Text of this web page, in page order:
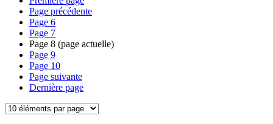
Page précédente
Page 6
Page 7
Page 8 (page actuelle)
Page 9
Page 10
Page suivante
Dernière page